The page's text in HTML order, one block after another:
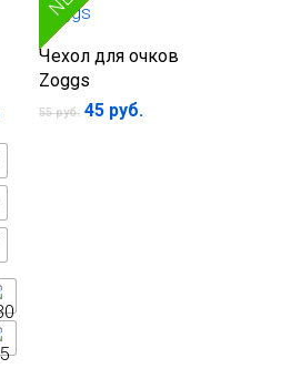
Чехол для очков
Zoggs
55руб. Первоначальная
цена
45 руб.
Носки спортивные
Брюки
Тренажеры для
Бутылки